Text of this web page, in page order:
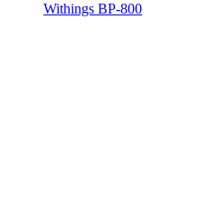
Withings BP-800